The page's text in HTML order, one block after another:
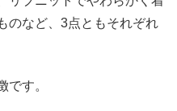
のなど、3点ともそれぞれ
です。